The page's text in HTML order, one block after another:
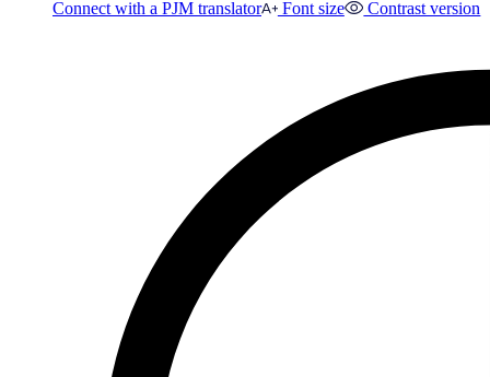
Connect with a PJM translator Font size Contrast version